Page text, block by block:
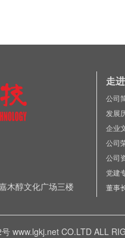
木醇文化广场三楼
走
公司
发展
企业
公司
公司
党建
董事
www.lgkj.net CO.LTD ALL